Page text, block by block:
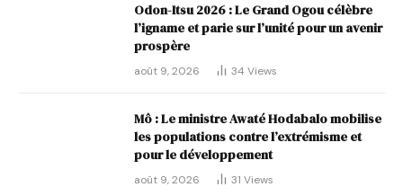
Odon-Itsu 2026 : Le Grand Ogou célèbre
l’igname et parie sur l’unité pour un avenir
prospère
août 9, 2026 34 Views
Mô : Le ministre Awaté Hodabalo mobilise
les populations contre l’extrémisme et
pour le développement
août 9, 2026 31 Views